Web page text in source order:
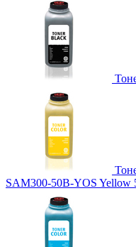
SAM300-50B-YOS Yellow